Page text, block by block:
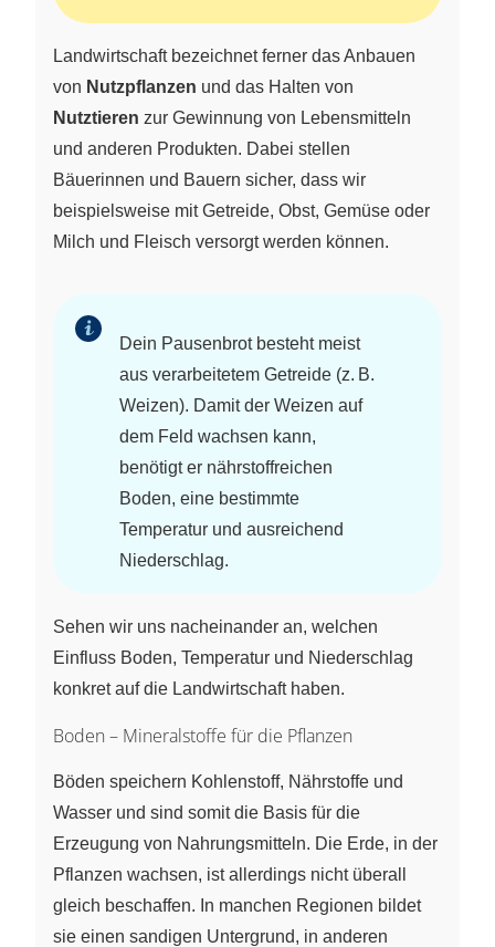
Landwirtschaft bezeichnet ferner das Anbauen
von Nutzpflanzen und das Halten von
Nutztieren zur Gewinnung von Lebensmitteln
und anderen Produkten. Dabei stellen
Bäuerinnen und Bauern sicher, dass wir
beispielsweise mit Getreide, Obst, Gemüse oder
Milch und Fleisch versorgt werden können.
Dein Pausenbrot besteht meist
aus verarbeitetem Getreide (z. B.
Weizen). Damit der Weizen auf
dem Feld wachsen kann,
benötigt er nährstoffreichen
Boden, eine bestimmte
Temperatur und ausreichend
Niederschlag.
Sehen wir uns nacheinander an, welchen
Einfluss Boden, Temperatur und Niederschlag
konkret auf die Landwirtschaft haben.
Boden – Mineralstoffe für die Pflanzen
Böden speichern Kohlenstoff, Nährstoffe und
Wasser und sind somit die Basis für die
Erzeugung von Nahrungsmitteln. Die Erde, in der
Pflanzen wachsen, ist allerdings nicht überall
gleich beschaffen. In manchen Regionen bildet
sie einen sandigen Untergrund, in anderen